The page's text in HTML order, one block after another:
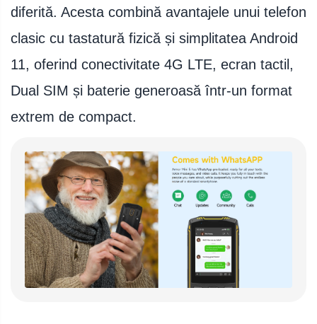
Telefoane mobile Realme
Telefoane mobile ALTE BRANDURI
diferită. Acesta combină avantajele unui telefon
clasic cu tastatură fizică și simplitatea Android
11, oferind conectivitate 4G LTE, ecran tactil,
Dual SIM și baterie generoasă într-un format
extrem de compact.